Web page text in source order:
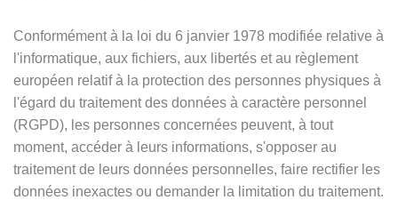
Conformément à la loi du 6 janvier 1978 modifiée relative à
l'informatique, aux fichiers, aux libertés et au règlement
européen relatif à la protection des personnes physiques à
l'égard du traitement des données à caractère personnel
(RGPD), les personnes concernées peuvent, à tout
moment, accéder à leurs informations, s'opposer au
traitement de leurs données personnelles, faire rectifier les
données inexactes ou demander la limitation du traitement.